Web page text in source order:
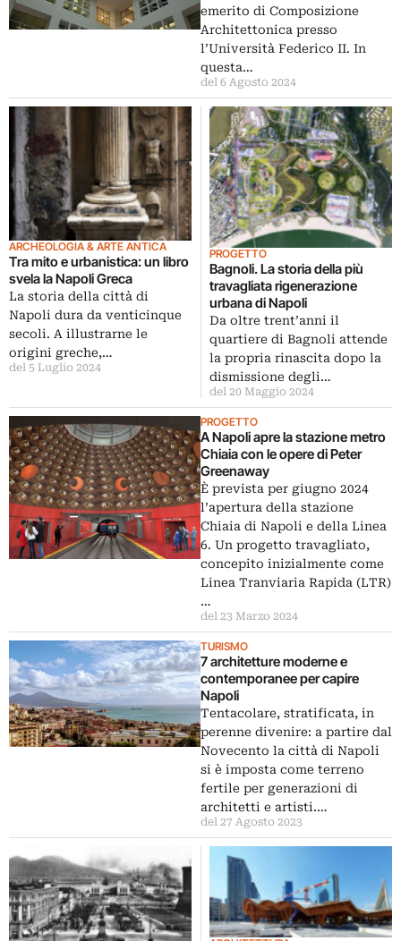
emerito di Composizione
Architettonica presso
l’Università Federico II. In
questa…
del 6 Agosto 2024
ARCHEOLOGIA & ARTE ANTICA
Tra mito e urbanistica: un libro
svela la Napoli Greca
La storia della città di
Napoli dura da venticinque
secoli. A illustrarne le
origini greche,…
del 5 Luglio 2024
PROGETTO
Bagnoli. La storia della più
travagliata rigenerazione
urbana di Napoli
Da oltre trent’anni il
quartiere di Bagnoli attende
la propria rinascita dopo la
dismissione degli…
del 20 Maggio 2024
PROGETTO
A Napoli apre la stazione metro
Chiaia con le opere di Peter
Greenaway
È prevista per giugno 2024
l’apertura della stazione
Chiaia di Napoli e della Linea
6. Un progetto travagliato,
concepito inizialmente come
Linea Tranviaria Rapida (LTR)
…
del 23 Marzo 2024
TURISMO
7 architetture moderne e
contemporanee per capire
Napoli
Tentacolare, stratificata, in
perenne divenire: a partire dal
Novecento la città di Napoli
si è imposta come terreno
fertile per generazioni di
architetti e artisti.…
del 27 Agosto 2023